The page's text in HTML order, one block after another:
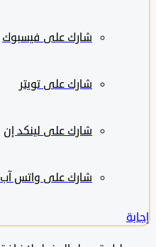
شارك على فيسبوك
شارك على تويتر
شارك على لينكد إن
شارك على واتس آب